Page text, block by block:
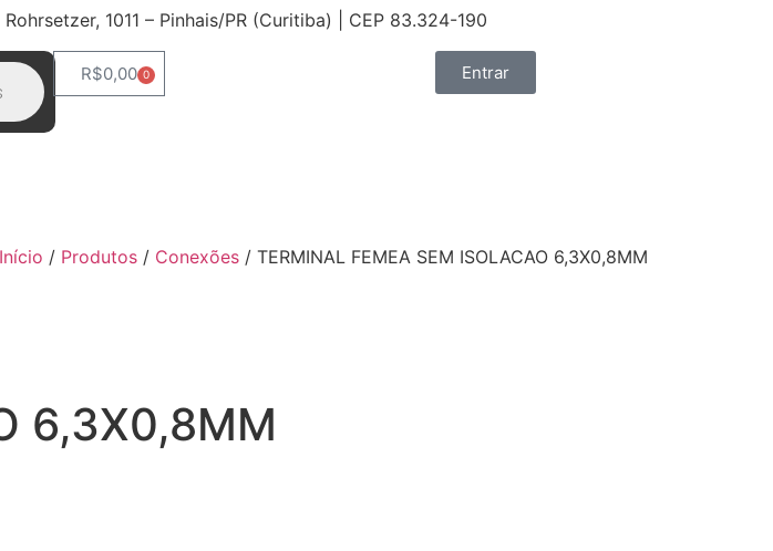
Rohrsetzer, 1011 – Pinhais/PR (Curitiba) | CEP 83.324-190
R$0,00 0 Entrar
Início / Produtos / Conexões / TERMINAL FEMEA SEM ISOLACAO 6,3X0,8MM
6,3X0,8MM